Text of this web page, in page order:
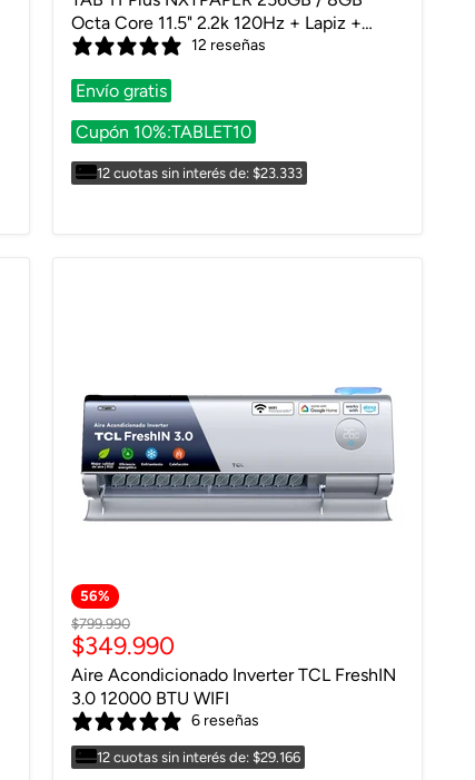
Octa Core 11.5" 2.2k 120Hz + Lapiz +
Cover
12 reseñas
Envío gratis
Cupón 10%:TABLET10
12 cuotas sin interés de: $23.333
56%
Precio
original
$799.990
Precio
actual
$349.990
Aire Acondicionado Inverter TCL FreshIN
3.0 12000 BTU WIFI
6 reseñas
12 cuotas sin interés de: $29.166